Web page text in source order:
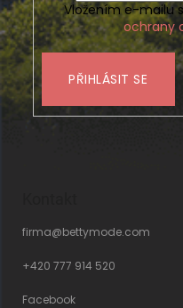
Vložením e-mailu
ochrany
PŘIHLÁSIT SE
firma@bettymode.com
+420 777 914 520
Facebook